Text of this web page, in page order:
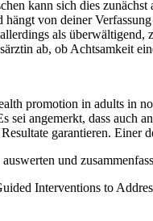
kann sich dies
von deiner
als
ab, ob Achtsamkeit
promotion in adults in
angemerkt, dass
garantieren.
und
Interventions to